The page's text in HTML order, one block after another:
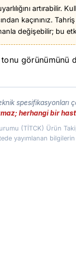
artırabilir.
kaçınınız.
değişebilir; bu
görünümünü
spesifikasyonları
herhangi bir
(TİTCK) Ürün
yayımlanan